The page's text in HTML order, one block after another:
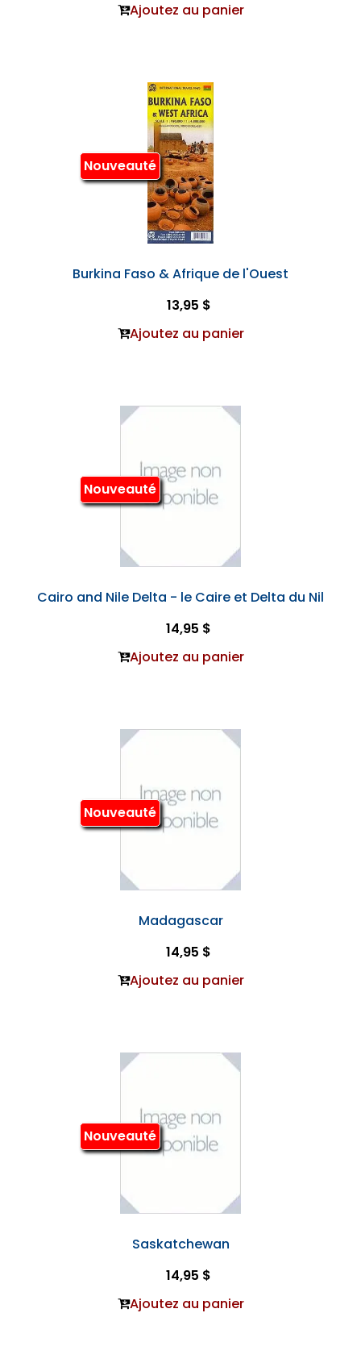
Ajoutez au panier
Nouveauté
Burkina Faso & Afrique de l'Ouest
13,95 $
Ajoutez au panier
Nouveauté
Cairo and Nile Delta - le Caire et Delta du Nil
14,95 $
Ajoutez au panier
Nouveauté
Madagascar
14,95 $
Ajoutez au panier
Nouveauté
Saskatchewan
14,95 $
Ajoutez au panier